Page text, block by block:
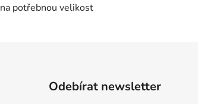
potřebnou velikost
Odebírat newsletter